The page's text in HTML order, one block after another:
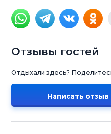
Отзывы гостей
Отдыхали здесь?
Написать отзыв